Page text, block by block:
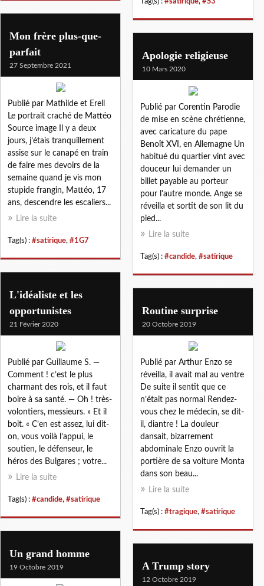
Mon frère plus-que-
parfait
27 Septembre 2021
Publié par Mathilde et Erell
Le portrait craché de Mattéo
Source image Il y a deux
jours, j’étais tranquillement
assise sur le canapé en train
de faire mes devoirs de la
semaine quand je vis mon
stupide frangin, Mattéo, 17
ans, descendre les escaliers...
Lire la suite
Tag(s) : #satirique, #1G7
Apologie religieuse
10 Mars 2020
Publié par Corentin Parodie
de mise en scène chrétienne,
avec caricature du pape
Benoît XVI, en Allemagne Un
habitué du quartier vint avec
douceur lui demander un
billet payable au porteur
pour l'autre monde. Ange se
réveilla et sortit de son lit du
pied...
Lire la suite
Tag(s) : #candide, #satirique
L'idéaliste et les
opportunistes
21 Février 2020
Publié par Guillaume S. —
Comment ! c’est le plus
charmant des rois, et il faut
boire à sa santé. — Oh ! très-
volontiers, messieurs. » Et il
boit. « C’en est assez, lui dit-
on, vous voilà l’appui, le
soutien, le défenseur, le
héros des Bulgares ; votre...
Lire la suite
Tag(s) : #candide, #satirique
Routine surprise
20 Octobre 2019
Publié par Arthur Enzo se
réveilla, il avait mal au ventre
De suite il sentit que ce
n’était pas normal Rendez-
vous chez le médecin, se dit-
il, diantre ! La douleur
dansait, bizarrement
abdominale Enzo ouvrit la
portière de sa voiture Monta
dans son beau...
Lire la suite
Tag(s) : #tragique, #satirique
Un grand homme
19 Octobre 2019 A Trump story
12 Octobre 2019